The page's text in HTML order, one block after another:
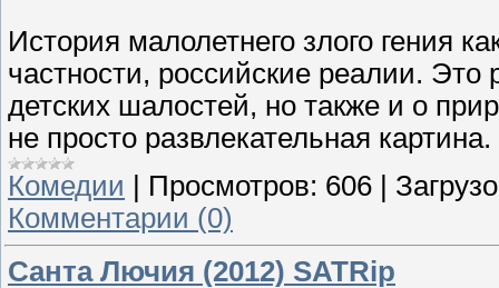
История малолетнего злого гения
частности, российские реалии. Это
детских шалостей, но также и о
не просто развлекательная картина.
Комедии
Просмотров: 606
Комментарии (0)
Санта Лючия (2012) SATRip